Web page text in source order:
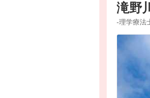
滝野
-理学療法